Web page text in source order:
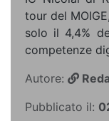
tour del
solo il 4,4%
competenze
Autore:
Pubblicato il: